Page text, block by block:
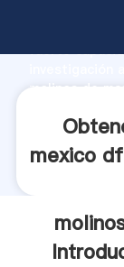
fuerte
molinos de
mexico